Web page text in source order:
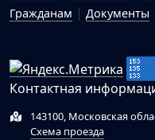
Гражданам
Документы
Контактная
143100, Московская
Схема проезда